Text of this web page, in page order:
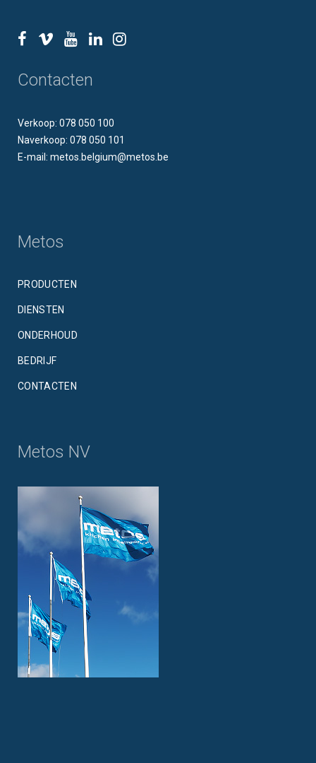
Contacten
Verkoop: 078 050 100
Naverkoop: 078 050 101
E-mail: metos.belgium@metos.be
Metos
PRODUCTEN
DIENSTEN
ONDERHOUD
BEDRIJF
CONTACTEN
Metos NV